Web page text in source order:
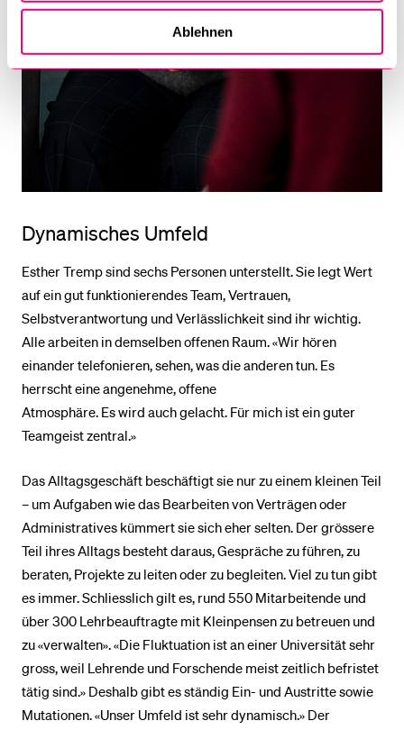
Ablehnen
Dynamisches Umfeld
Esther Tremp sind sechs Personen unterstellt. Sie legt Wert
auf ein gut funktionierendes Team, Vertrauen,
Selbstverantwortung und Verlässlichkeit sind ihr wichtig.
Alle arbeiten in demselben offenen Raum. «Wir hören
einander telefonieren, sehen, was die anderen tun. Es
herrscht eine angenehme, offene
Atmosphäre. Es wird auch gelacht. Für mich ist ein guter
Teamgeist zentral.»
Das Alltagsgeschäft beschäftigt sie nur zu einem kleinen Teil
– um Aufgaben wie das Bearbeiten von Verträgen oder
Administratives kümmert sie sich eher selten. Der grössere
Teil ihres Alltags besteht daraus, Gespräche zu führen, zu
beraten, Projekte zu leiten oder zu begleiten. Viel zu tun gibt
es immer. Schliesslich gilt es, rund 550 Mitarbeitende und
über 300 Lehrbeauftragte mit Kleinpensen zu betreuen und
zu «verwalten». «Die Fluktuation ist an einer Universität sehr
gross, weil Lehrende und Forschende meist zeitlich befristet
tätig sind.» Deshalb gibt es ständig Ein- und Austritte sowie
Mutationen. «Unser Umfeld ist sehr dynamisch.» Der